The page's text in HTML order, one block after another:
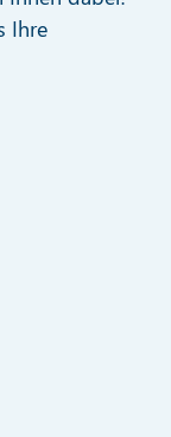
Ihre